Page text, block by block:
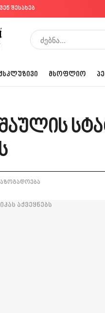
შესახებ
ᲛᲡᲝᲤᲚᲘᲝ